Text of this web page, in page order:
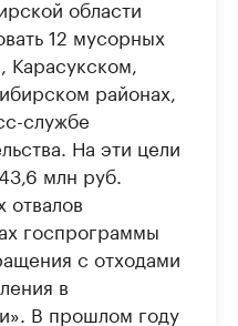
области
12 мусорных
Карасукском,
районах,
службе
На эти цели
млн руб.
отвалов
госпрограммы
с отходами
в
В прошлом году